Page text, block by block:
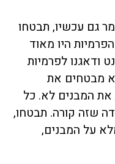
גם עכשיו, תבטחו
היו מאוד
ודאגנו לפרמיות
מבטחים את
את המבנים לא. כל
שזה קורה. תבטחו,
על המבנים,